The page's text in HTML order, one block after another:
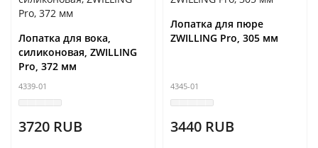
Лопатка для вока,
силиконовая, ZWILLING
Pro, 372 мм
4339-01
3720 RUB
Лопатка для пюре
ZWILLING Pro, 305 мм
4345-01
3440 RUB